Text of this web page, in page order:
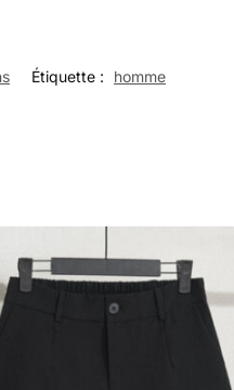
Étiquette : homme